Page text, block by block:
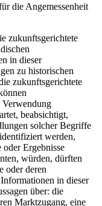
die Angemessenheit
zukunftsgerichtete
in dieser
zu historischen
zukunftsgerichtete
beabsichtigt,
solcher Begriffe
werden,
Ergebnisse
würden, dürften
oder deren
in dieser
über: die
Marktzugang, eine